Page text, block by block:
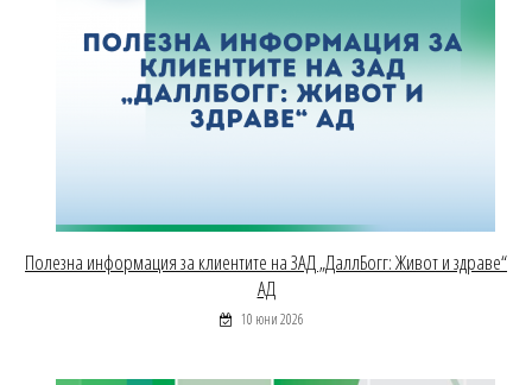
Полезна информация за клиентите на ЗАД „ДаллБогг: Живот и здраве“
АД
10 юни 2026